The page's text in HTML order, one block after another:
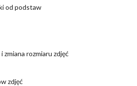
od podstaw
zmiana rozmiaru zdjęć
zdjęć